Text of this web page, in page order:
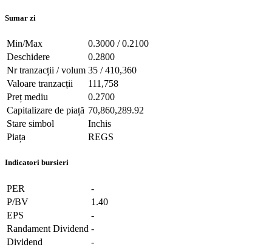
Sumar zi
Min/Max
0.3000 / 0.2100
Deschidere
0.2800
Nr tranzacții / volum 35 / 410,360
Valoare tranzacții
111,758
Preț mediu
0.2700
Capitalizare de piață 70,860,289.92
Stare simbol
Inchis
Piața
REGS
Indicatori bursieri
PER
-
P/BV
1.40
EPS
-
Randament Dividend -
Dividend
-